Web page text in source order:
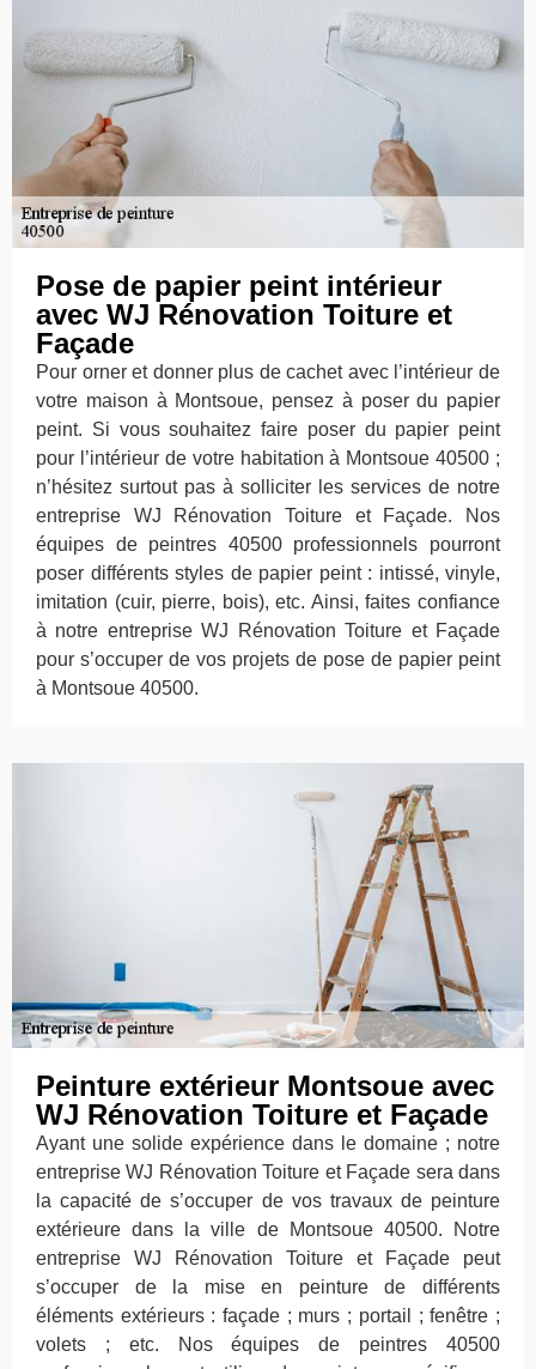
Pose de papier peint intérieur
avec WJ Rénovation Toiture et
Façade
Pour orner et donner plus de cachet avec l’intérieur de
votre maison à Montsoue, pensez à poser du papier
peint. Si vous souhaitez faire poser du papier peint
pour l’intérieur de votre habitation à Montsoue 40500 ;
n’hésitez surtout pas à solliciter les services de notre
entreprise WJ Rénovation Toiture et Façade. Nos
équipes de peintres 40500 professionnels pourront
poser différents styles de papier peint : intissé, vinyle,
imitation (cuir, pierre, bois), etc. Ainsi, faites confiance
à notre entreprise WJ Rénovation Toiture et Façade
pour s’occuper de vos projets de pose de papier peint
à Montsoue 40500.
Peinture extérieur Montsoue avec
WJ Rénovation Toiture et Façade
Ayant une solide expérience dans le domaine ; notre
entreprise WJ Rénovation Toiture et Façade sera dans
la capacité de s’occuper de vos travaux de peinture
extérieure dans la ville de Montsoue 40500. Notre
entreprise WJ Rénovation Toiture et Façade peut
s’occuper de la mise en peinture de différents
éléments extérieurs : façade ; murs ; portail ; fenêtre ;
volets ; etc. Nos équipes de peintres 40500